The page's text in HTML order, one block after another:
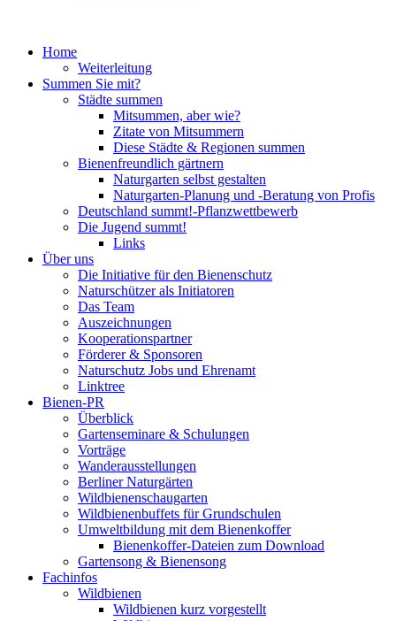
Home
Weiterleitung
Summen Sie mit?
Städte summen
Mitsummen, aber wie?
Zitate von Mitsummern
Diese Städte & Regionen summen
Bienenfreundlich gärtnern
Naturgarten selbst gestalten
Naturgarten-Planung und -Beratung von Profis
Deutschland summt!-Pflanzwettbewerb
Die Jugend summt!
Links
Über uns
Die Initiative für den Bienenschutz
Naturschützer als Initiatoren
Das Team
Auszeichnungen
Kooperationspartner
Förderer & Sponsoren
Naturschutz Jobs und Ehrenamt
Linktree
Bienen-PR
Überblick
Gartenseminare & Schulungen
Vorträge
Wanderausstellungen
Berliner Naturgärten
Wildbienenschaugarten
Wildbienenbuffets für Grundschulen
Umweltbildung mit dem Bienenkoffer
Bienenkoffer-Dateien zum Download
Gartensong & Bienensong
Fachinfos
Wildbienen
Wildbienen kurz vorgestellt